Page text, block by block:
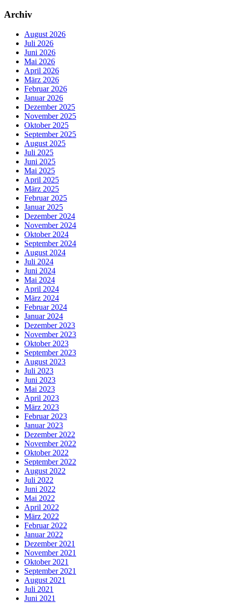
Archiv
August 2026
Juli 2026
Juni 2026
Mai 2026
April 2026
März 2026
Februar 2026
Januar 2026
Dezember 2025
November 2025
Oktober 2025
September 2025
August 2025
Juli 2025
Juni 2025
Mai 2025
April 2025
März 2025
Februar 2025
Januar 2025
Dezember 2024
November 2024
Oktober 2024
September 2024
August 2024
Juli 2024
Juni 2024
Mai 2024
April 2024
März 2024
Februar 2024
Januar 2024
Dezember 2023
November 2023
Oktober 2023
September 2023
August 2023
Juli 2023
Juni 2023
Mai 2023
April 2023
März 2023
Februar 2023
Januar 2023
Dezember 2022
November 2022
Oktober 2022
September 2022
August 2022
Juli 2022
Juni 2022
Mai 2022
April 2022
März 2022
Februar 2022
Januar 2022
Dezember 2021
November 2021
Oktober 2021
September 2021
August 2021
Juli 2021
Juni 2021